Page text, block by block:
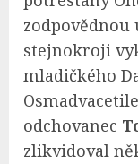
stejnokroji
mladičkého
odchovanec
zlikvidoval